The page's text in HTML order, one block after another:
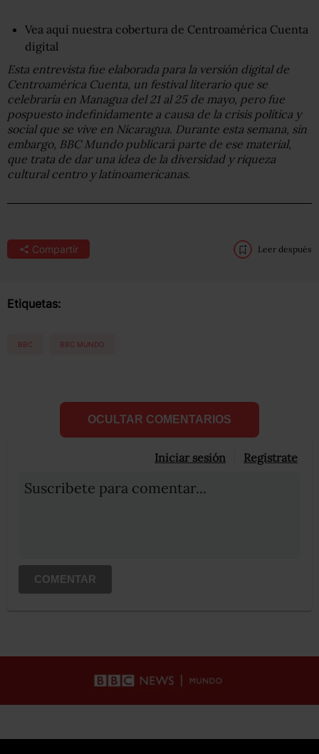
Vea aquí nuestra cobertura de Centroamérica Cuenta
digital
Esta entrevista fue elaborada para la versión digital de
Centroamérica Cuenta, un festival literario que se
celebraría en Managua del 21 al 25 de mayo, pero fue
pospuesto indefinidamente a causa de la crisis política y
social que se vive en Nicaragua. Durante esta semana, sin
embargo, BBC Mundo publicará parte de ese material,
que trata de dar una idea de la diversidad y riqueza
cultural centro y latinoamericanas.
Compartir Leer después
Etiquetas:
BBC BBC MUNDO
OCULTAR COMENTARIOS
Iniciar sesión Registrate
Suscribete para comentar...
COMENTAR